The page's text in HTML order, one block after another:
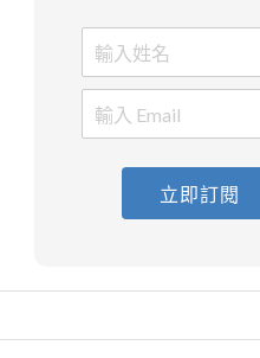
立即訂閱